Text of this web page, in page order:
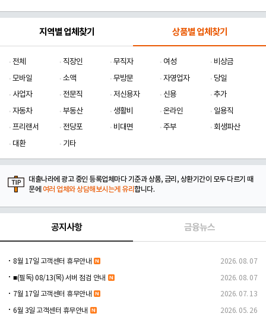
지역별 업체찾기 상품별 업체찾기
전체 직장인 무직자 여성
비상금
모바일
소액 무방문 자영업자
당일
사업자
전문직 저신용자 신용
추가
자동차
부동산 생활비 온라인
일용직
프리랜서
전당포 비대면 주부
회생파산
대환
기타
대출나라에 광고 중인 등록업체마다 기준과 상품, 금리, 상환기간이 모두 다르기 때
문에 여러 업체와 상담해보시는게 유리합니다.
공지사항 금융뉴스
8월 17일 고객센터 휴무안내 2026. 08. 07
■(필독) 08/13(목) 서버 점검 안내 2026. 08. 07
7월 17일 고객센터 휴무안내 2026. 07. 13
6월 3일 고객센터 휴무안내 2026. 05. 26